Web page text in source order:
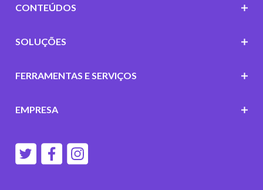
CONTEÚDOS
SOLUÇÕES
FERRAMENTAS E SERVIÇOS
EMPRESA